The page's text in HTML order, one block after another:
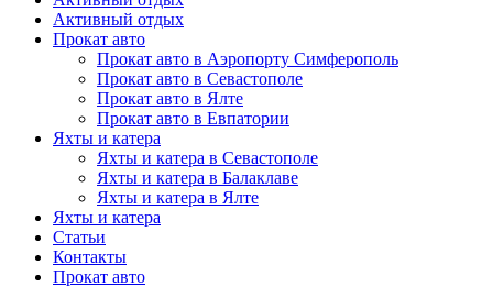
Активный отдых
Прокат авто
Прокат авто в Аэропорту Симферополь
Прокат авто в Севастополе
Прокат авто в Ялте
Прокат авто в Евпатории
Яхты и катера
Яхты и катера в Севастополе
Яхты и катера в Балаклаве
Яхты и катера в Ялте
Яхты и катера
Статьи
Контакты
Прокат авто